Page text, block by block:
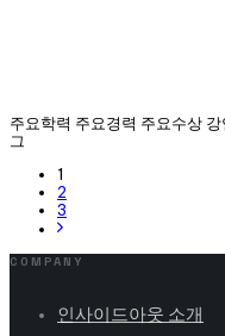
주요학력 주요경력 주요수상
그
1
2
3
COMPANY
인사이드아웃 소개